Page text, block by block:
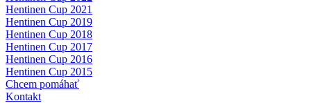
Hentinen Cup 2021
Hentinen Cup 2019
Hentinen Cup 2018
Hentinen Cup 2017
Hentinen Cup 2016
Hentinen Cup 2015
Chcem pomáhať
Kontakt